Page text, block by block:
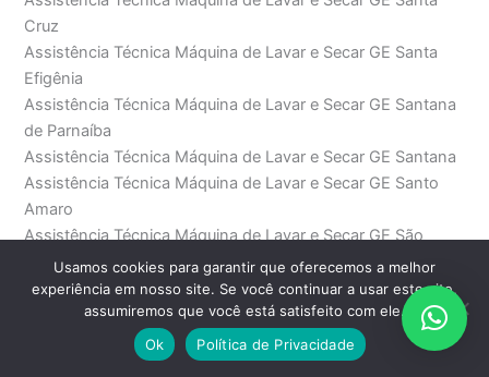
Cruz
Assistência Técnica Máquina de Lavar e Secar GE Santa
Efigênia
Assistência Técnica Máquina de Lavar e Secar GE Santana
de Parnaíba
Assistência Técnica Máquina de Lavar e Secar GE Santana
Assistência Técnica Máquina de Lavar e Secar GE Santo
Amaro
Assistência Técnica Máquina de Lavar e Secar GE São
Bento
Assistência Técnica Máquina de Lavar e Secar GE São
Domingos
Assistência Técnica Máquina de Lavar e Secar GE São
Usamos cookies para garantir que oferecemos a melhor
experiência em nosso site. Se você continuar a usar este site,
assumiremos que você está satisfeito com ele.
Ok
Política de Privacidade